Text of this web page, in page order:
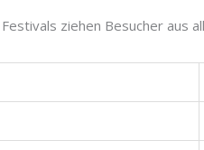
ziehen Besucher aus